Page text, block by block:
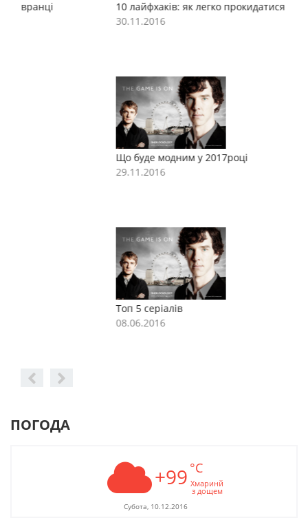
10 лайфхаків: як легко прокидатися вранці
Що буде модним у 2017році
ПОГОДА
+99 °C
Хмаринй
з дощем
Субота, 10.12.2016